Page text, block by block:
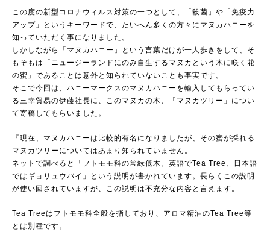
この度の新型コロナウィルス対策の一つとして、「殺菌」や「免疫力
アップ」というキーワードで、たいへん多くの方々にマヌカハニーを
知っていただく事になりました。
しかしながら「マヌカハニー」という言葉だけが一人歩きをして、そ
もそもは「ニュージーランドにのみ自生するマヌカという木に咲く花
の蜜」であることは意外と知られていないことも事実です。
そこで今回は、ハニーマークスのマヌカハニーを輸入してもらってい
る三幸貿易の伊藤社長に、このマヌカの木、「マヌカツリー」につい
て寄稿してもらいました。
『現在、マヌカハニーは比較的有名になりましたが、その蜜が採れる
マヌカツリーについてはあまり知られていません。
ネットで調べると「フトモモ科の常緑低木。英語でTea Tree、日本語
ではギョリュウバイ」という説明が書かれています。長らくこの説明
が使い回されていますが、この説明は不充分な内容と言えます。
Tea Treeはフトモモ科全般を指しており、アロマ精油のTea Tree等
とは別種です。